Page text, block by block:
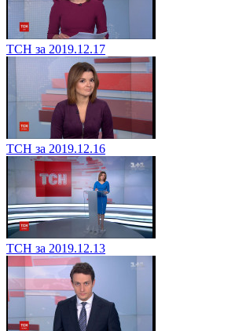
ТСН за 2019.12.17
ТСН за 2019.12.16
ТСН за 2019.12.13